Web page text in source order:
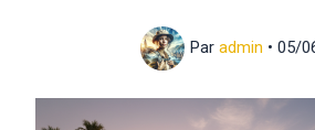
Par admin • 05/